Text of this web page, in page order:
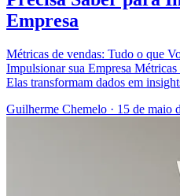
Empresa
Métricas de vendas: Tudo o que
Impulsionar sua Empresa Métricas
Elas transformam dados em
Guilherme Chemelo · 15 de maio